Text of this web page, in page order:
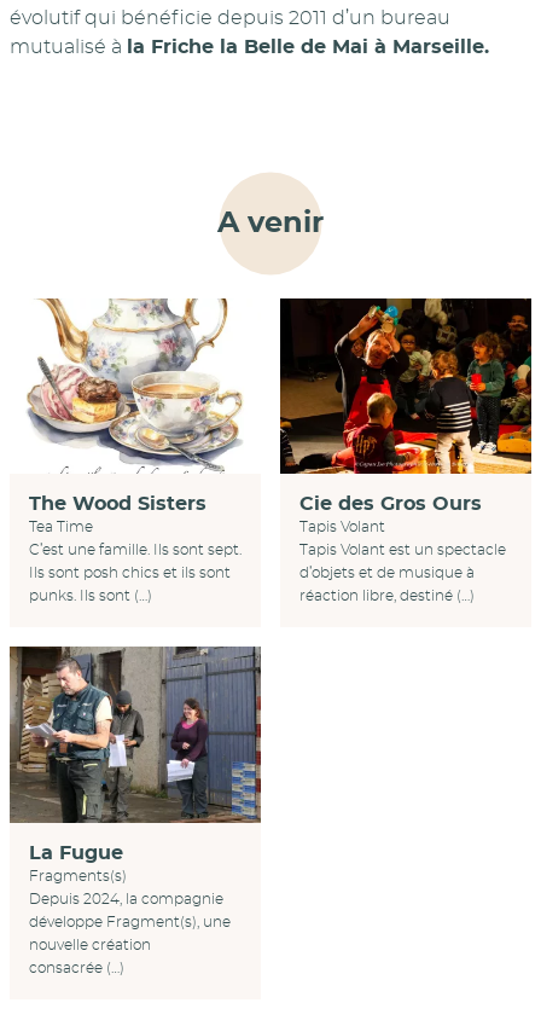
évolutif qui bénéficie depuis 2011 d’un bureau
mutualisé à
la Friche la Belle de Mai à Marseille.
A venir
The Wood Sisters
Tea Time
C’est une famille. Ils sont sept.
Ils sont posh chics et ils sont
punks. Ils sont (…)
Cie des Gros Ours
Tapis Volant
Tapis Volant est un spectacle
d’objets et de musique à
réaction libre, destiné (…)
La Fugue
Fragments(s)
Depuis 2024, la compagnie
développe Fragment(s), une
nouvelle création
consacrée (…)